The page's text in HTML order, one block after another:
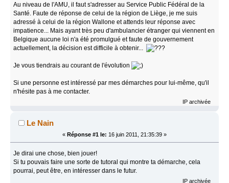
Au niveau de l'AMU, il faut s'adresser au Service Public Fédéral de la
Santé. Faute de réponse de celui de la région de Liège, je me suis
adressé à celui de la région Wallone et attends leur réponse avec
impatience... Mais ayant très peu d'ambulancier étranger qui viennent en
Belgique aucune loi n'a été promulgué et faute de gouvernement
actuellement, la décision est difficile à obtenir...
Je vous tiendrais au courant de l'évolution
Si une personne est intéressé par mes démarches pour lui-même, qu'il
n'hésite pas à me contacter.
IP archivée
Le Nain
« Réponse #1 le: 16 juin 2011, 21:35:39 »
Je dirai une chose, bien jouer!
Si tu pouvais faire une sorte de tutoral qui montre ta démarche, cela
pourrai, peut être, en intéresser dans le futur.
IP archivée